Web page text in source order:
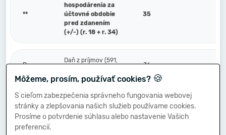
**
hospodárenia za
účtovné obdobie
pred zdanením
(+/-) (r. 18 + r. 34)
35
P.
Daň z príjmov (591,
36
Q.
Prevod podielov na
výsledku
hospodárenia
37
Môžeme, prosím, používať cookies? 🍪
S cieľom zabezpečenia správneho fungovania webovej
stránky a zlepšovania našich služieb používame cookies.
Prosíme o potvrdenie súhlasu alebo nastavenie Vašich
preferencií.